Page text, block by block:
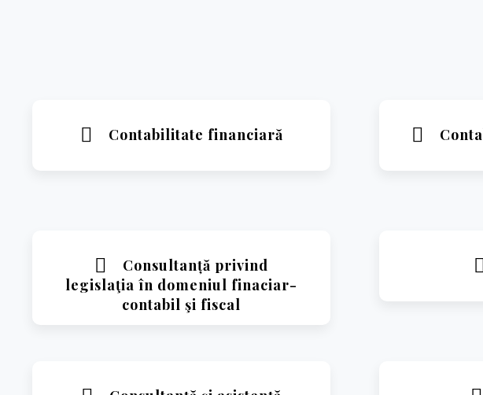
Contabilitate financiară
Citeste mai mult
Consultanță privind
legislaţia în domeniul finaciar-
contabil şi fiscal